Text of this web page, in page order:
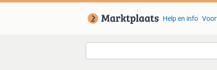
Help en info